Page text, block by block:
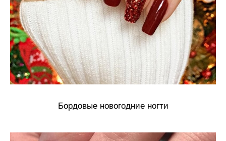
Бордовые новогодние ногти